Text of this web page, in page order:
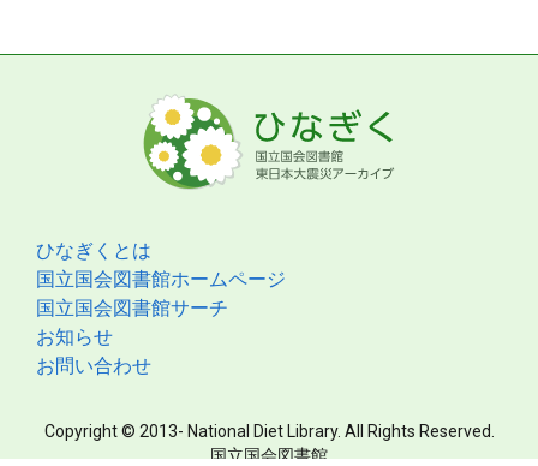
ひなぎくとは
国立国会図書館ホームページ
国立国会図書館サーチ
お知らせ
お問い合わせ
Copyright © 2013- National Diet Library. All Rights Reserved.